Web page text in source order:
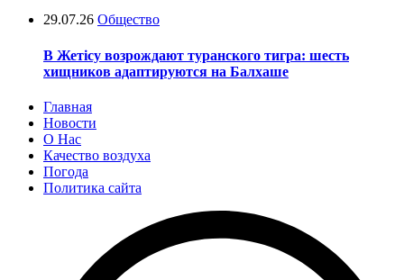
29.07.26 Общество
В Жетісу возрождают туранского тигра: шесть
хищников адаптируются на Балхаше
Главная
Новости
О Нас
Качество воздуха
Погода
Политика сайта